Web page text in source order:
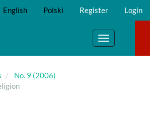
English Polski Register Login
Toggle
navigation
No. 9 (2006)